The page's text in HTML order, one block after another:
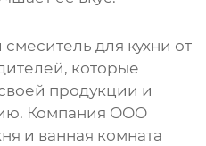
для кухни от
которые
продукции и
Компания ООО
и ванная комната